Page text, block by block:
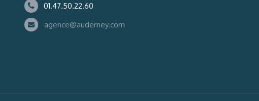
01.47.50.22.60
agence@auderney.com